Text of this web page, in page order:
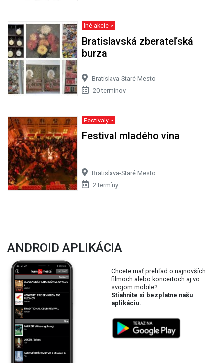
Iné akcie >
Bratislavská zberateľská
burza
Bratislava-Staré Mesto
20 termínov
Festivaly >
Festival mladého vína
Bratislava-Staré Mesto
2 termíny
ANDROID APLIKÁCIA
Chcete mať prehľad o najnovších
filmoch alebo koncertoch aj vo
svojom mobile?
Stiahnite si bezplatne našu
aplikáciu.